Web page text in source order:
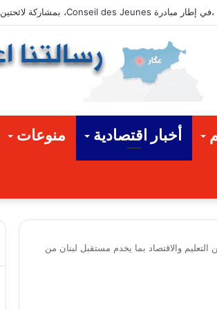
جانب المهندس أحمد حدّارة في خدمة عكّار
أخبار اقتصادية منوعات
والاقتصاد بما يخدم مستقبل لبنان من